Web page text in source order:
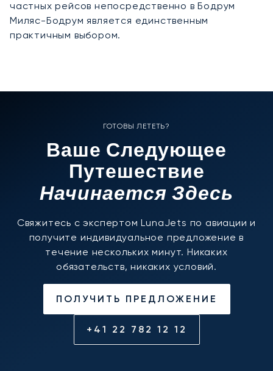
частных рейсов непосредственно в Бодрум
Миляс-Бодрум является единственным
практичным выбором.
ГОТОВЫ ЛЕТЕТЬ?
Ваше Следующее
Путешествие
Начинается Здесь
Свяжитесь с экспертом LunaJets по авиации и
получите индивидуальное предложение в
течение нескольких минут. Никаких
обязательств, никаких условий.
ПОЛУЧИТЬ ПРЕДЛОЖЕНИЕ
+41 22 782 12 12